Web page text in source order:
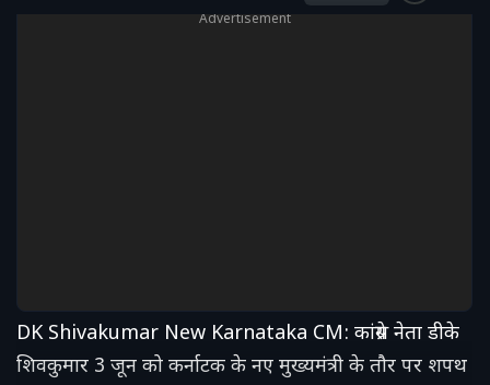
Advertisement
DK Shivakumar New Karnataka CM: कांग्रेस नेता डीके
शिवकुमार 3 जून को कर्नाटक के नए मुख्यमंत्री के तौर पर शपथ